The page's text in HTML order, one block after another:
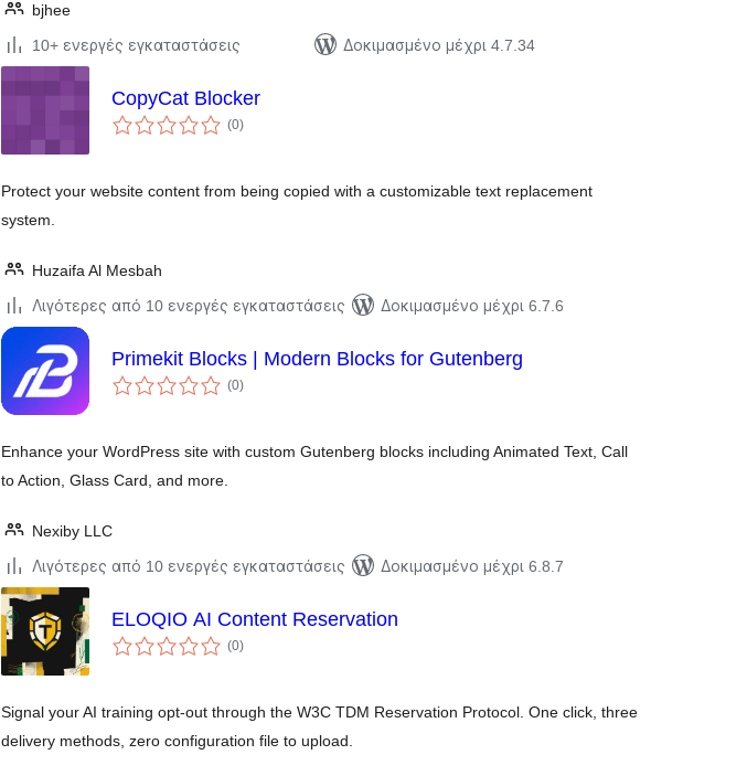
bjhee
10+ ενεργές εγκαταστάσεις
Δοκιμασμένο μέχρι 4.7.34
CopyCat Blocker
(0αξιολογήσεις
σύνολο
)
Protect your website content from being copied with a customizable text replacement
system.
Huzaifa Al Mesbah
Λιγότερες από 10 ενεργές εγκαταστάσεις
Δοκιμασμένο μέχρι 6.7.6
Primekit Blocks | Modern Blocks for Gutenberg
(0αξιολογήσεις
σύνολο
)
Enhance your WordPress site with custom Gutenberg blocks including Animated Text, Call
to Action, Glass Card, and more.
Nexiby LLC
Λιγότερες από 10 ενεργές εγκαταστάσεις
Δοκιμασμένο μέχρι 6.8.7
ELOQIO AI Content Reservation
(0αξιολογήσεις
σύνολο
)
Signal your AI training opt-out through the W3C TDM Reservation Protocol. One click, three
delivery methods, zero configuration file to upload.